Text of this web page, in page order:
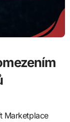
Marketplace